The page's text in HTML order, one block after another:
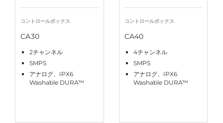
コントロールボックス
CA30
2チャンネル
SMPS
アナログ、IPX6
Washable DURA™
コントロールボックス
CA40
4チャンネル
SMPS
アナログ、IPX6
Washable DURA™